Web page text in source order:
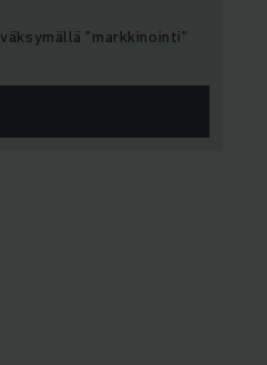
”markkinointi”